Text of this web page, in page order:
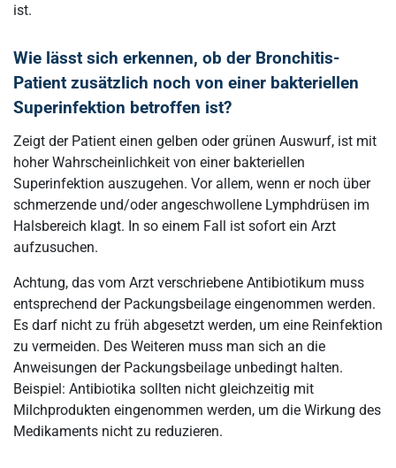
ist.
Wie lässt sich erkennen, ob der Bronchitis-
Patient zusätzlich noch von einer bakteriellen
Superinfektion betroffen ist?
Zeigt der Patient einen gelben oder grünen Auswurf, ist mit
hoher Wahrscheinlichkeit von einer bakteriellen
Superinfektion auszugehen. Vor allem, wenn er noch über
schmerzende und/oder angeschwollene Lymphdrüsen im
Halsbereich klagt. In so einem Fall ist sofort ein Arzt
aufzusuchen.
Achtung, das vom Arzt verschriebene Antibiotikum muss
entsprechend der Packungsbeilage eingenommen werden.
Es darf nicht zu früh abgesetzt werden, um eine Reinfektion
zu vermeiden. Des Weiteren muss man sich an die
Anweisungen der Packungsbeilage unbedingt halten.
Beispiel: Antibiotika sollten nicht gleichzeitig mit
Milchprodukten eingenommen werden, um die Wirkung des
Medikaments nicht zu reduzieren.